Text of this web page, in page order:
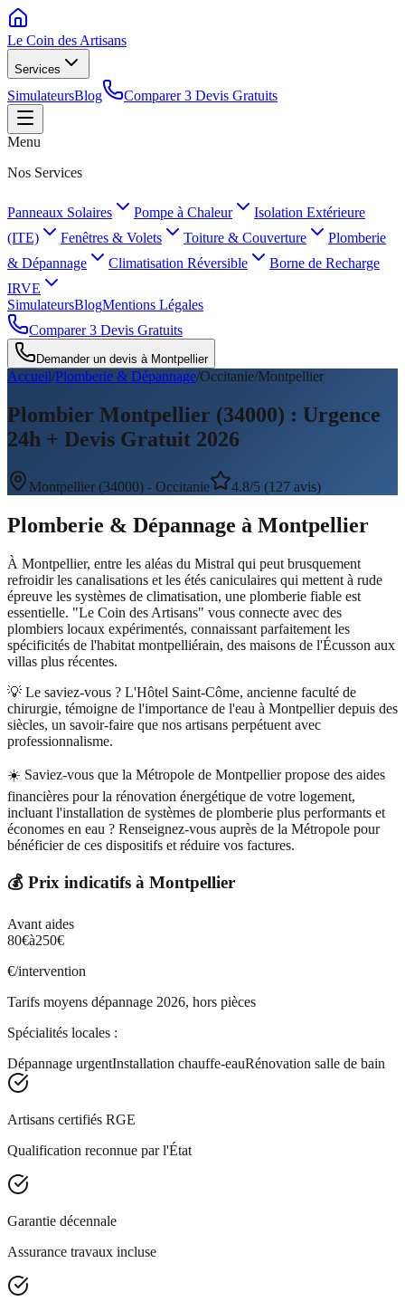
Le Coin des Artisans
Services
SimulateursBlog Comparer 3 Devis Gratuits
Menu
Nos Services
Panneaux Solaires Pompe à Chaleur
Isolation Extérieure
(ITE)
Fenêtres & Volets Toiture & Couverture
Plomberie
& Dépannage
Climatisation Réversible
Borne de Recharge
IRVE
SimulateursBlogMentions Légales
Comparer 3 Devis Gratuits
Demander un devis à Montpellier
Accueil/Plomberie & Dépannage/Occitanie/Montpellier
Plombier Montpellier (34000) : Urgence
24h + Devis Gratuit 2026
Montpellier (34000) - Occitanie 4.8/5 (127 avis)
Plomberie & Dépannage à Montpellier
À Montpellier, entre les aléas du Mistral qui peut brusquement
refroidir les canalisations et les étés caniculaires qui mettent à rude
épreuve les systèmes de climatisation, une plomberie fiable est
essentielle. "Le Coin des Artisans" vous connecte avec des
plombiers locaux expérimentés, connaissant parfaitement les
spécificités de l'habitat montpelliérain, des maisons de l'Écusson aux
villas plus récentes.
💡 Le saviez-vous ? L'Hôtel Saint-Côme, ancienne faculté de
chirurgie, témoigne de l'importance de l'eau à Montpellier depuis des
siècles, un savoir-faire que nos artisans perpétuent avec
professionnalisme.
☀️ Saviez-vous que la Métropole de Montpellier propose des aides
financières pour la rénovation énergétique de votre logement,
incluant l'installation de systèmes de plomberie plus performants et
économes en eau ? Renseignez-vous auprès de la Métropole pour
bénéficier de ces dispositifs et réduire vos factures.
💰 Prix indicatifs à Montpellier
Avant aides
80€à250€
€/intervention
Tarifs moyens dépannage 2026, hors pièces
Spécialités locales :
Dépannage urgentInstallation chauffe-eauRénovation salle de bain
Artisans certifiés RGE
Qualification reconnue par l'État
Garantie décennale
Assurance travaux incluse